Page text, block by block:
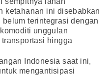
ketahanan ini disebabkan
terintegrasi dengan
unggulan
hingga
Indonesia saat ini,
mengantisipasi